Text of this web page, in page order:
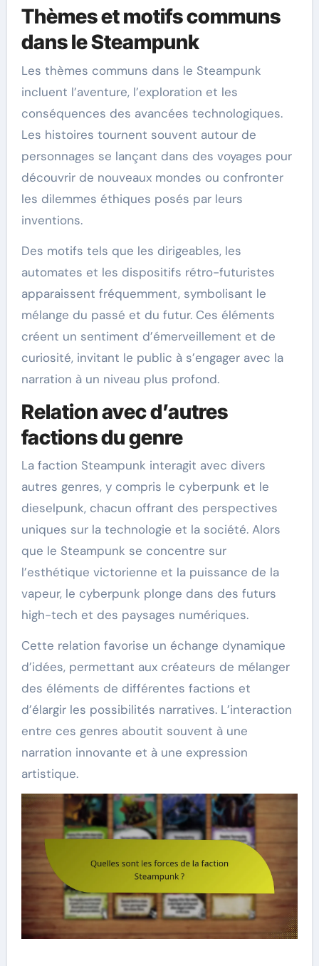
Thèmes et motifs communs
dans le Steampunk
Les thèmes communs dans le Steampunk
incluent l’aventure, l’exploration et les
conséquences des avancées technologiques.
Les histoires tournent souvent autour de
personnages se lançant dans des voyages pour
découvrir de nouveaux mondes ou confronter
les dilemmes éthiques posés par leurs
inventions.
Des motifs tels que les dirigeables, les
automates et les dispositifs rétro-futuristes
apparaissent fréquemment, symbolisant le
mélange du passé et du futur. Ces éléments
créent un sentiment d’émerveillement et de
curiosité, invitant le public à s’engager avec la
narration à un niveau plus profond.
Relation avec d’autres
factions du genre
La faction Steampunk interagit avec divers
autres genres, y compris le cyberpunk et le
dieselpunk, chacun offrant des perspectives
uniques sur la technologie et la société. Alors
que le Steampunk se concentre sur
l’esthétique victorienne et la puissance de la
vapeur, le cyberpunk plonge dans des futurs
high-tech et des paysages numériques.
Cette relation favorise un échange dynamique
d’idées, permettant aux créateurs de mélanger
des éléments de différentes factions et
d’élargir les possibilités narratives. L’interaction
entre ces genres aboutit souvent à une
narration innovante et à une expression
artistique.